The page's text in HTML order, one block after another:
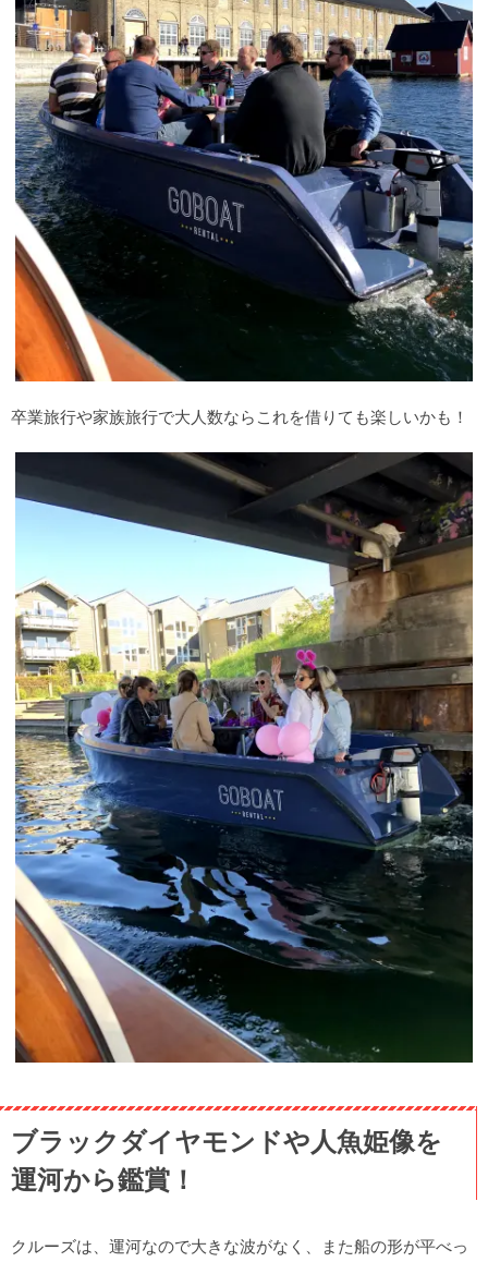
卒業旅行や家族旅行で大人数ならこれを借りても楽しいかも！
ブラックダイヤモンドや人魚姫像を
運河から鑑賞！
クルーズは、運河なので大きな波がなく、また船の形が平べっ